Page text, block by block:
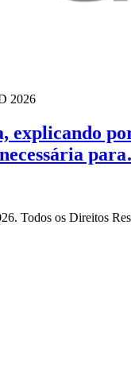
2026
explicando
Todos os Direitos